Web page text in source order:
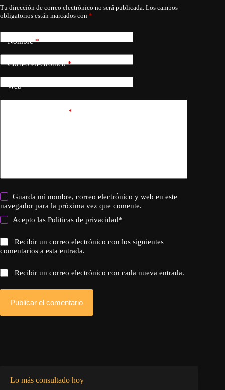
Tu dirección de correo electrónico no será publicada. Los campos
obligatorios están marcados con *
Nombre*
Correo electrónico*
Web
*
Guarda mi nombre, correo electrónico y web en este
navegador para la próxima vez que comente.
Acepto lasPoliticas de privacidad*
Recibir un correo electrónico con los siguientes
comentarios a esta entrada.
Recibir un correo electrónico con cada nueva entrada.
Publicar el comentario
Lo más consultado hoy